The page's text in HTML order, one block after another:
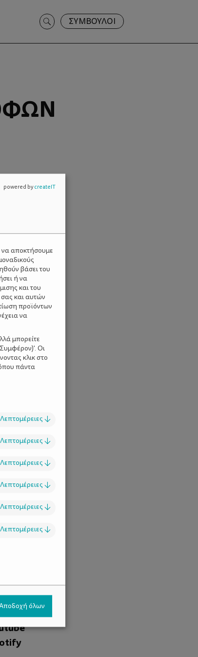
Search
for:
ΣΥΜΒΟΥΛΟΙ
να αποκτήσουμε
βάσει του
ή να
και του
και αυτών
προϊόντων
να
μπορείτε
Οι
κλικ στο
πάντα
Λεπτομέρειες ↓
Λεπτομέρειες ↓
Λεπτομέρειες ↓
Λεπτομέρειες ↓
Λεπτομέρειες ↓
Λεπτομέρειες ↓
όλων
powered bycreateIT